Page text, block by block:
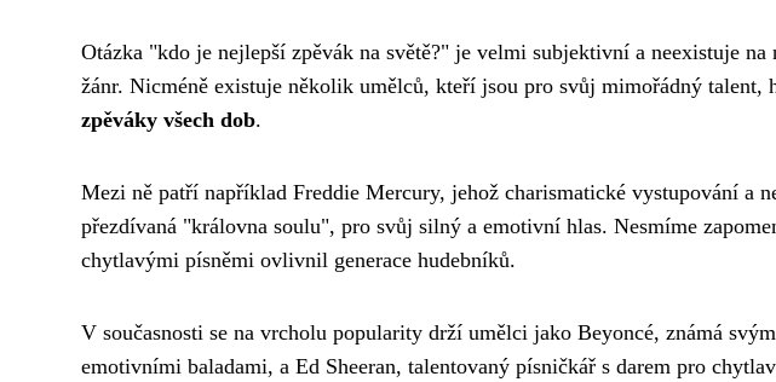
Otázka "kdo je nejlepší zpěvák na světě?" je velmi subjektivní a neexistuje
žánr. Nicméně existuje několik umělců, kteří jsou pro svůj mimořádný talent,
zpěváky všech dob.
Mezi ně patří například Freddie Mercury, jehož charismatické vystupování a
přezdívaná "královna soulu", pro svůj silný a emotivní hlas. Nesmíme
chytlavými písněmi ovlivnil generace hudebníků.
V současnosti se na vrcholu popularity drží umělci jako Beyoncé, známá
emotivními baladami, a Ed Sheeran, talentovaný písničkář s darem pro